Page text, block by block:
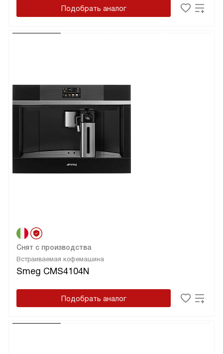
Подобрать аналог
Встраиваемая кофемашина
Smeg CMS4104N
Снят с производства
Подобрать аналог